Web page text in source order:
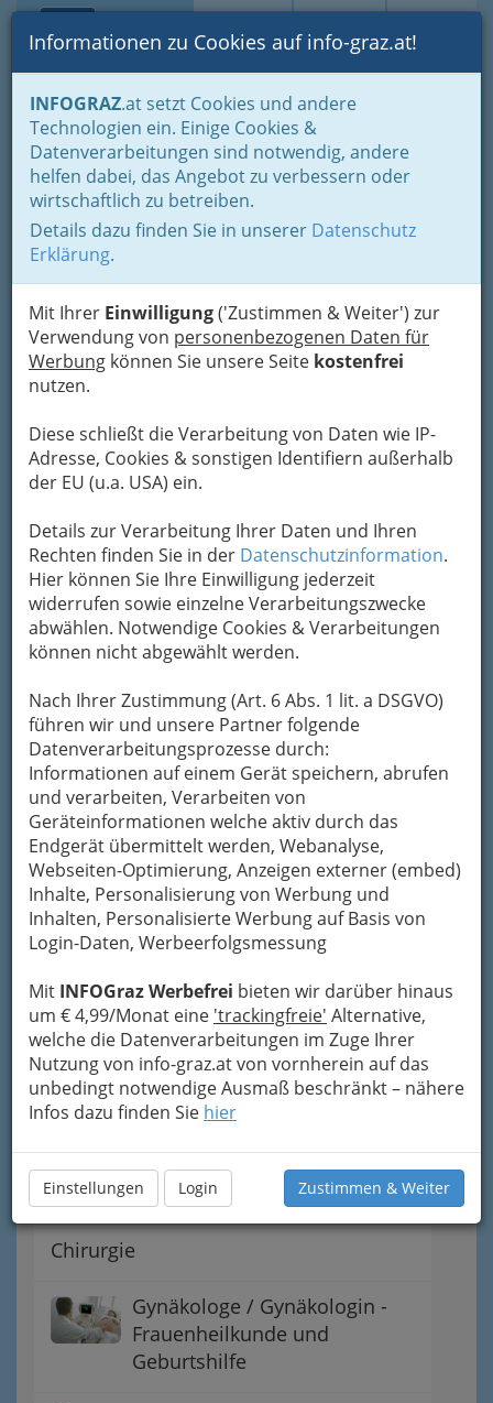
Suche Login Toggle
Informationen zu Cookies auf info-graz.at!
INFOGRAZ.at setzt Cookies und andere
Technologien ein. Einige Cookies &
Datenverarbeitungen sind notwendig, andere
helfen dabei, das Angebot zu verbessern oder
wirtschaftlich zu betreiben.
Details dazu finden Sie in unserer Datenschutz
Erklärung.
Mit Ihrer Einwilligung('Zustimmen & Weiter') zur
Verwendung von personenbezogenen Daten für
Werbung können Sie unsere Seite kostenfrei
nutzen.
Diese schließt die Verarbeitung von Daten wie IP-
Adresse, Cookies & sonstigen Identifiern außerhalb
der EU (u.a. USA) ein.
Details zur Verarbeitung Ihrer Daten und Ihren
Rechten finden Sie in der Datenschutzinformation.
Hier können Sie Ihre Einwilligung jederzeit
widerrufen sowie einzelne Verarbeitungszwecke
abwählen. Notwendige Cookies & Verarbeitungen
können nicht abgewählt werden.
Nach Ihrer Zustimmung (Art. 6 Abs. 1 lit. a DSGVO)
führen wir und unsere Partner folgende
Datenverarbeitungsprozesse durch:
Informationen auf einem Gerät speichern, abrufen
und verarbeiten, Verarbeiten von
Geräteinformationen welche aktiv durch das
Endgerät übermittelt werden, Webanalyse,
Webseiten-Optimierung, Anzeigen externer (embed)
Inhalte, Personalisierung von Werbung und
Inhalten, Personalisierte Werbung auf Basis von
Login-Daten, Werbeerfolgsmessung
Mit INFOGraz Werbefrei bieten wir darüber hinaus
um € 4,99/Monat eine 'trackingfreie' Alternative,
welche die Datenverarbeitungen im Zuge Ihrer
Nutzung von info-graz.at von vornherein auf das
unbedingt notwendige Ausmaß beschränkt – nähere
Infos dazu finden Sie hier
Einstellungen Login Zustimmen & Weiter
Home Branchen
Gesundheit und Soziales
Fachärzte und Fachärztinnen
Radiologie
Univ.Prof. Dr. Gerhard
Ranner - Facharzt für
Radiologie
Kreuzgasse 35, 8010 Graz
+43 316 322 580 14
+43 316 322 580
Karte
Karte anzeigen
Fachärzte und Fachärztinnen
Anästhesiologie u. Intensivmedizin
Augenarzt / Augenärztin:
Augenheilkunde, Optometrie
Zahn-, Mund- &
Kieferheilkunde
Chirurgie
Gynäkologe / Gynäkologin -
Frauenheilkunde und
Geburtshilfe